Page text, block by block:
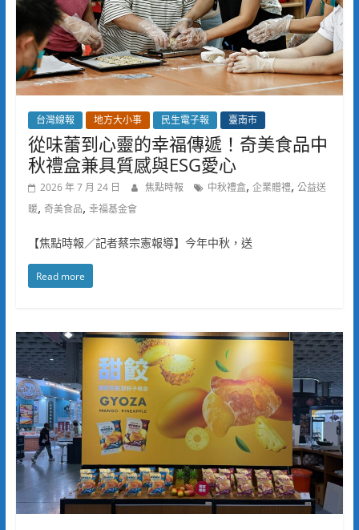
台灣線報 地方大小事 民生電子報 臺南市
從味蕾到心靈的幸福傳遞！奇美食品中
秋禮盒兼具質感與ESG愛心
2026 年 7 月 24 日 焦點時報 中秋禮盒, 企業贈禮, 公益送
暖, 奇美食品, 幸福基金會
【焦點時報／記者蔡宗憲報導】今年中秋，送
Read more